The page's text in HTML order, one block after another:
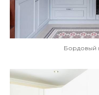
Бордовый